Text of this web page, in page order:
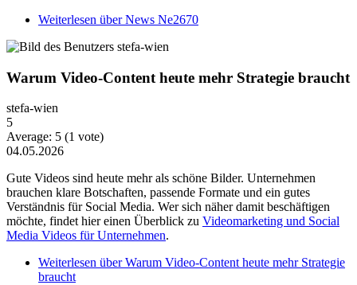
Weiterlesen über News Ne2670
Warum Video-Content heute mehr Strategie braucht
stefa-wien
5
Average: 5 (1 vote)
04.05.2026
Gute Videos sind heute mehr als schöne Bilder. Unternehmen
brauchen klare Botschaften, passende Formate und ein gutes
Verständnis für Social Media. Wer sich näher damit beschäftigen
möchte, findet hier einen Überblick zu Videomarketing und Social
Media Videos für Unternehmen.
Weiterlesen über Warum Video-Content heute mehr Strategie
braucht